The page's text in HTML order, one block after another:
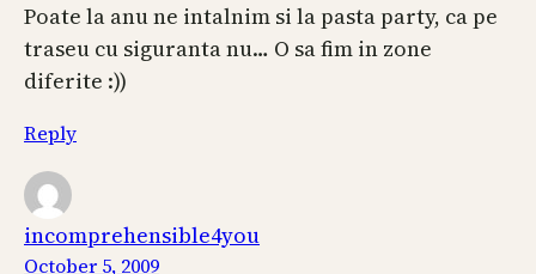
Poate la anu ne intalnim si la pasta party, ca pe
traseu cu siguranta nu… O sa fim in zone
diferite :))
Reply
incomprehensible4you
October 5, 2009